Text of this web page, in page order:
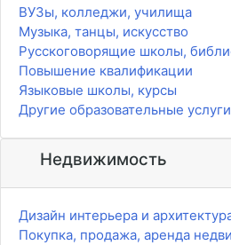
ВУЗы, колледжи, училища
Музыка, танцы, искусство
Русскоговорящие школы,
Повышение квалификации
Языковые школы, курсы
Другие образовательные услуги
Недвижимость
Дизайн интерьера и
Покупка, продажа, аренда